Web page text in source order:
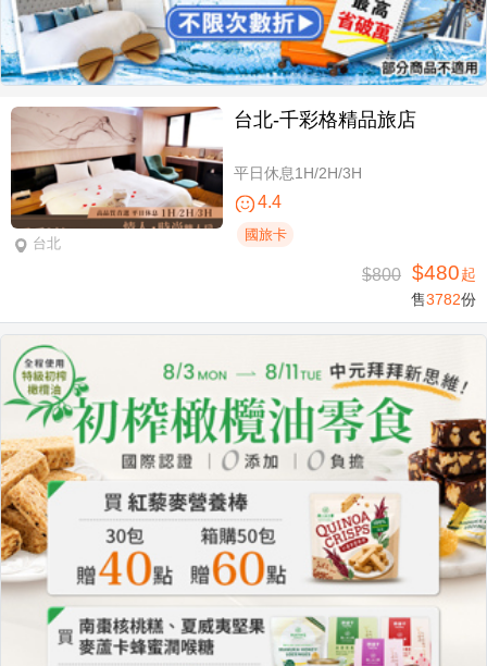
台北
台北-千彩格精品旅店
平日休息1H/2H/3H
4.4
國旅卡
$800 $480起
售3782份